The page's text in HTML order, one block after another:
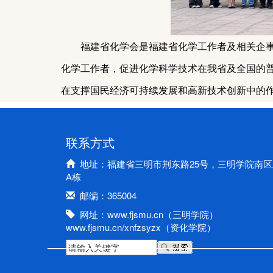
福建省化学会是福建省化学工作者及相关企
化学工作者，促进化学科学技术在我省及全国的
在支撑国民经济可持续发展和高新技术创新中的
联系方式
地址：福建省三明市荆东路25号，三明学院南
A栋
邮编：365004
网址：www.fjsmu.cn（三明学院）
www.fjsmu.cn/xnfzsyzx（资化学院）